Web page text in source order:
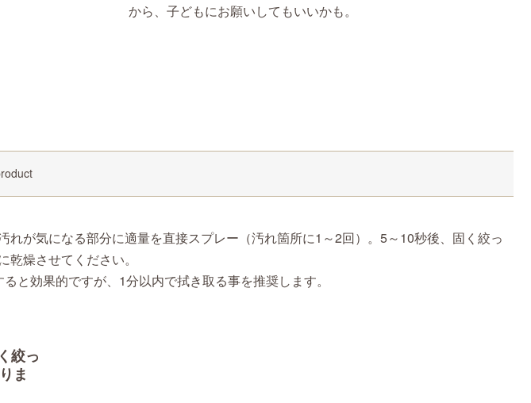
から、子どもにお願いしてもいいかも。
れが気になる部分に適量を直接スプレー（汚れ箇所に1～2回）。5～10秒後、固く絞っ
燥させてください。
と効果的ですが、1分以内で拭き取る事を推奨します。
絞っ
ま